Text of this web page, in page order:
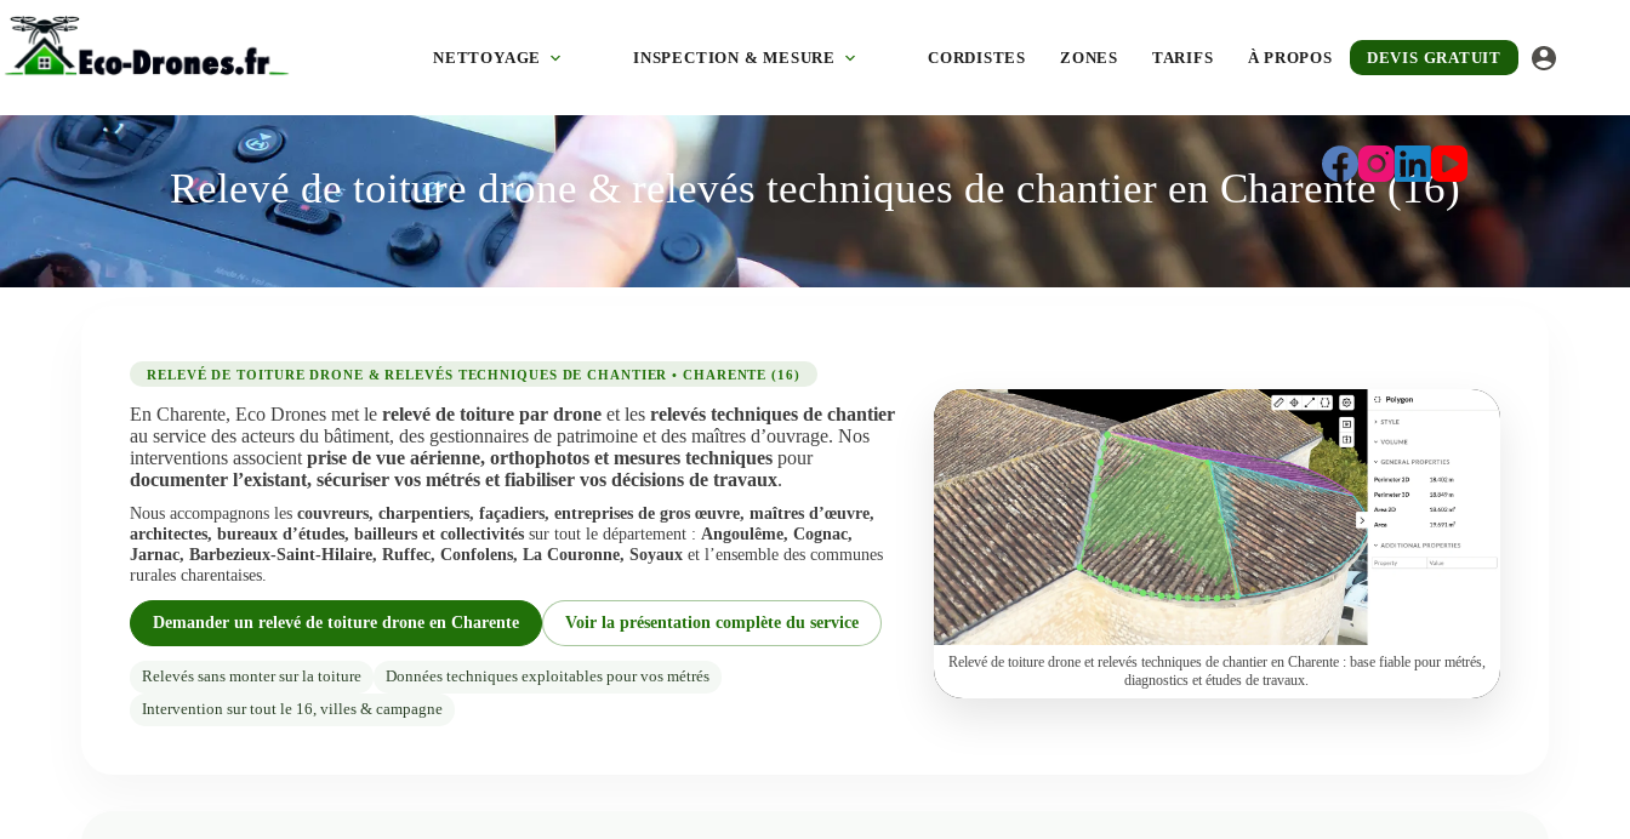
NETTOYAGE INSPECTION & MESURE CORDISTES ZONES TARIFS À PROPOS DEVIS GRATUIT
Relevé de toiture drone & relevés techniques de chantier en Charente (16)
RELEVÉ DE TOITURE DRONE & RELEVÉS TECHNIQUES DE CHANTIER • CHARENTE (16)
En Charente, Eco Drones met lerelevé de toiture par drone et lesrelevés techniques de chantier
au service des acteurs du bâtiment, des gestionnaires de patrimoine et des maîtres d’ouvrage. Nos
interventions associentprise de vue aérienne, orthophotos et mesures techniques pour
documenter l’existant, sécuriser vos métrés et fiabiliser vos décisions de travaux.
Nous accompagnons lescouvreurs, charpentiers, façadiers, entreprises de gros œuvre, maîtres d’œuvre,
architectes, bureaux d’études, bailleurs et collectivités sur tout le département : Angoulême, Cognac,
Jarnac, Barbezieux-Saint-Hilaire, Ruffec, Confolens, La Couronne, Soyaux et l’ensemble des communes
rurales charentaises.
Demander un relevé de toiture drone en Charente Voir la présentation complète du service
Relevés sans monter sur la toiture
Données techniques exploitables pour vos métrés
Intervention sur tout le 16, villes & campagne
Relevé de toiture drone et relevés techniques de chantier en Charente : base fiable pour métrés,
diagnostics et études de travaux.